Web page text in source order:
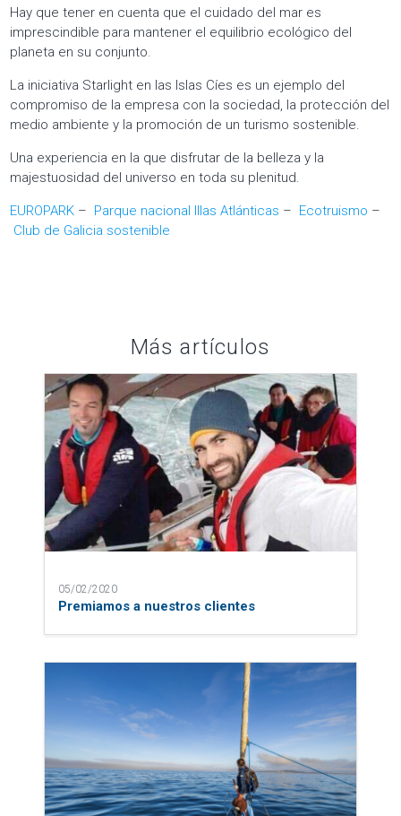
05/02/2020
08/05/2025
El Camino de Santiago con Sailway: tres
modalidades para hacerlo